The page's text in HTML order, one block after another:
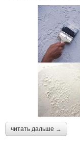
читать дальше →